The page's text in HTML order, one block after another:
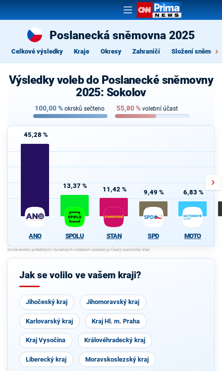
Poslanecká sněmovna 2025
Celkové výsledky Kraje Okresy Zahraničí Složení
Výsledky voleb do Poslanecké sněmovny
2025: Sokolov
100,00% okrsků sečteno 55,80% volební účast
45,28 %
ANO
13,37 %
SPOLU
11,42 %
STAN
9,49 %
SPD
6,83 %
MOTO
Jak se volilo ve vašem kraji?
Jihočeský kraj Jihomoravský kraj
Karlovarský kraj Kraj Hl. m. Praha
Kraj Vysočina Královéhradecký kraj
Liberecký kraj Moravskoslezský kraj